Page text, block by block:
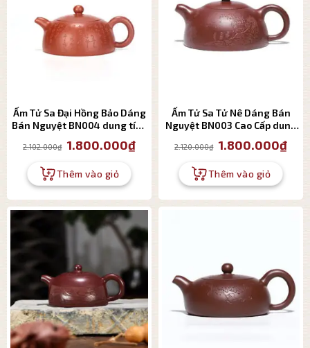
Ấm Tử Sa Đại Hồng Bảo Dáng
Bán Nguyệt BN004 dung tích
2.102.000₫ Giá
gốc
2.102.000₫.
1.800.000₫Giá
hiện
1.800.000₫.
Thêm vào giỏ
Ấm Tử Sa Tử Nê Dáng Bán
Nguyệt BN003 Cao Cấp dung
2.120.000₫ Giá
gốc
2.120.000₫.
1.800.000₫Giá
hiện
Thêm vào giỏ